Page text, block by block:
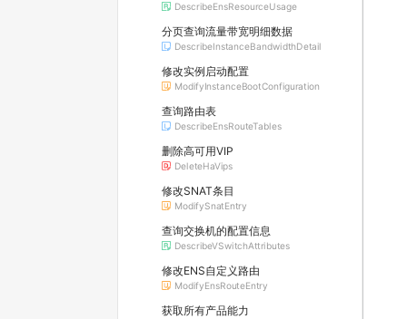
DescribeEnsResourceUsage
分页查询流量带宽明细数据
DescribeInstanceBandwidthDetail
修改实例启动配置
ModifyInstanceBootConfiguration
查询路由表
DescribeEnsRouteTables
删除高可用VIP
DeleteHaVips
修改SNAT条目
ModifySnatEntry
查询交换机的配置信息
DescribeVSwitchAttributes
修改ENS自定义路由
ModifyEnsRouteEntry
获取所有产品能力